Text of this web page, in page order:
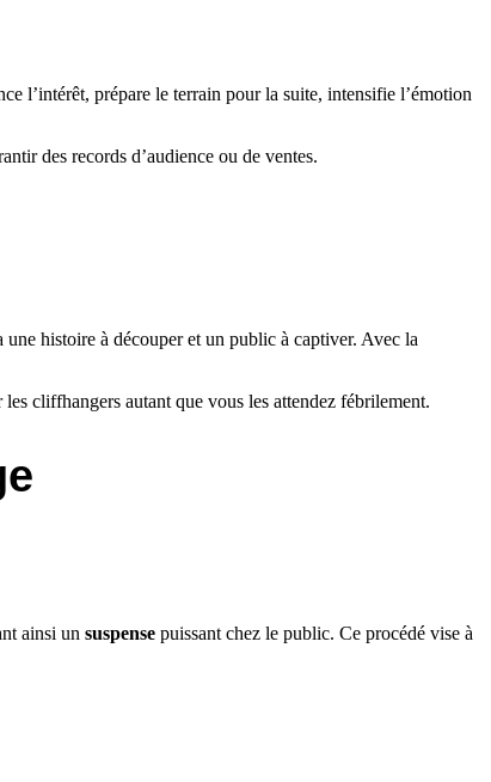
l’intérêt, prépare le terrain pour la suite, intensifie l’émotion
des records d’audience ou de ventes.
histoire à découper et un public à captiver. Avec la
cliffhangers autant que vous les attendez fébrilement.
ainsi un suspense puissant chez le public. Ce procédé vise à